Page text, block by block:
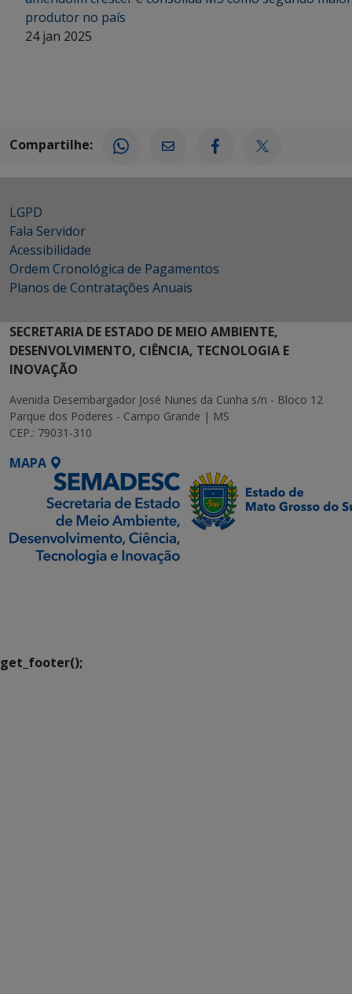
produtor no país
24 jan 2025
Compartilhe:
LGPD
Fala Servidor
Acessibilidade
Ordem Cronológica de Pagamentos
Planos de Contratações Anuais
SECRETARIA DE ESTADO DE MEIO AMBIENTE,
DESENVOLVIMENTO, CIÊNCIA, TECNOLOGIA E
INOVAÇÃO
Avenida Desembargador José Nunes da Cunha s/n - Bloco 12
Parque dos Poderes - Campo Grande | MS
CEP.: 79031-310
MAPA
get_footer();